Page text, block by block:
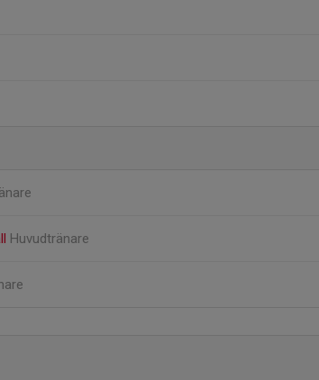
Huvudtränare